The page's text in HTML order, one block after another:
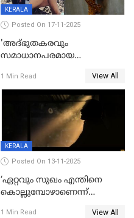
KERALA
Posted On 17-11-2025
'അദ്‌ഭുതകരവും
സമാധാനപരമായ
വിവാഹമോചിതയായെന്ന് മീര
വാസുദേവൻ
1 Min Read View All
KERALA
Posted On 13-11-2025
‘ഏറ്റവും സുഖം എന്തിനെ
കൊല്ലുമ്പോഴാണെന്ന്
1 Min Read View All